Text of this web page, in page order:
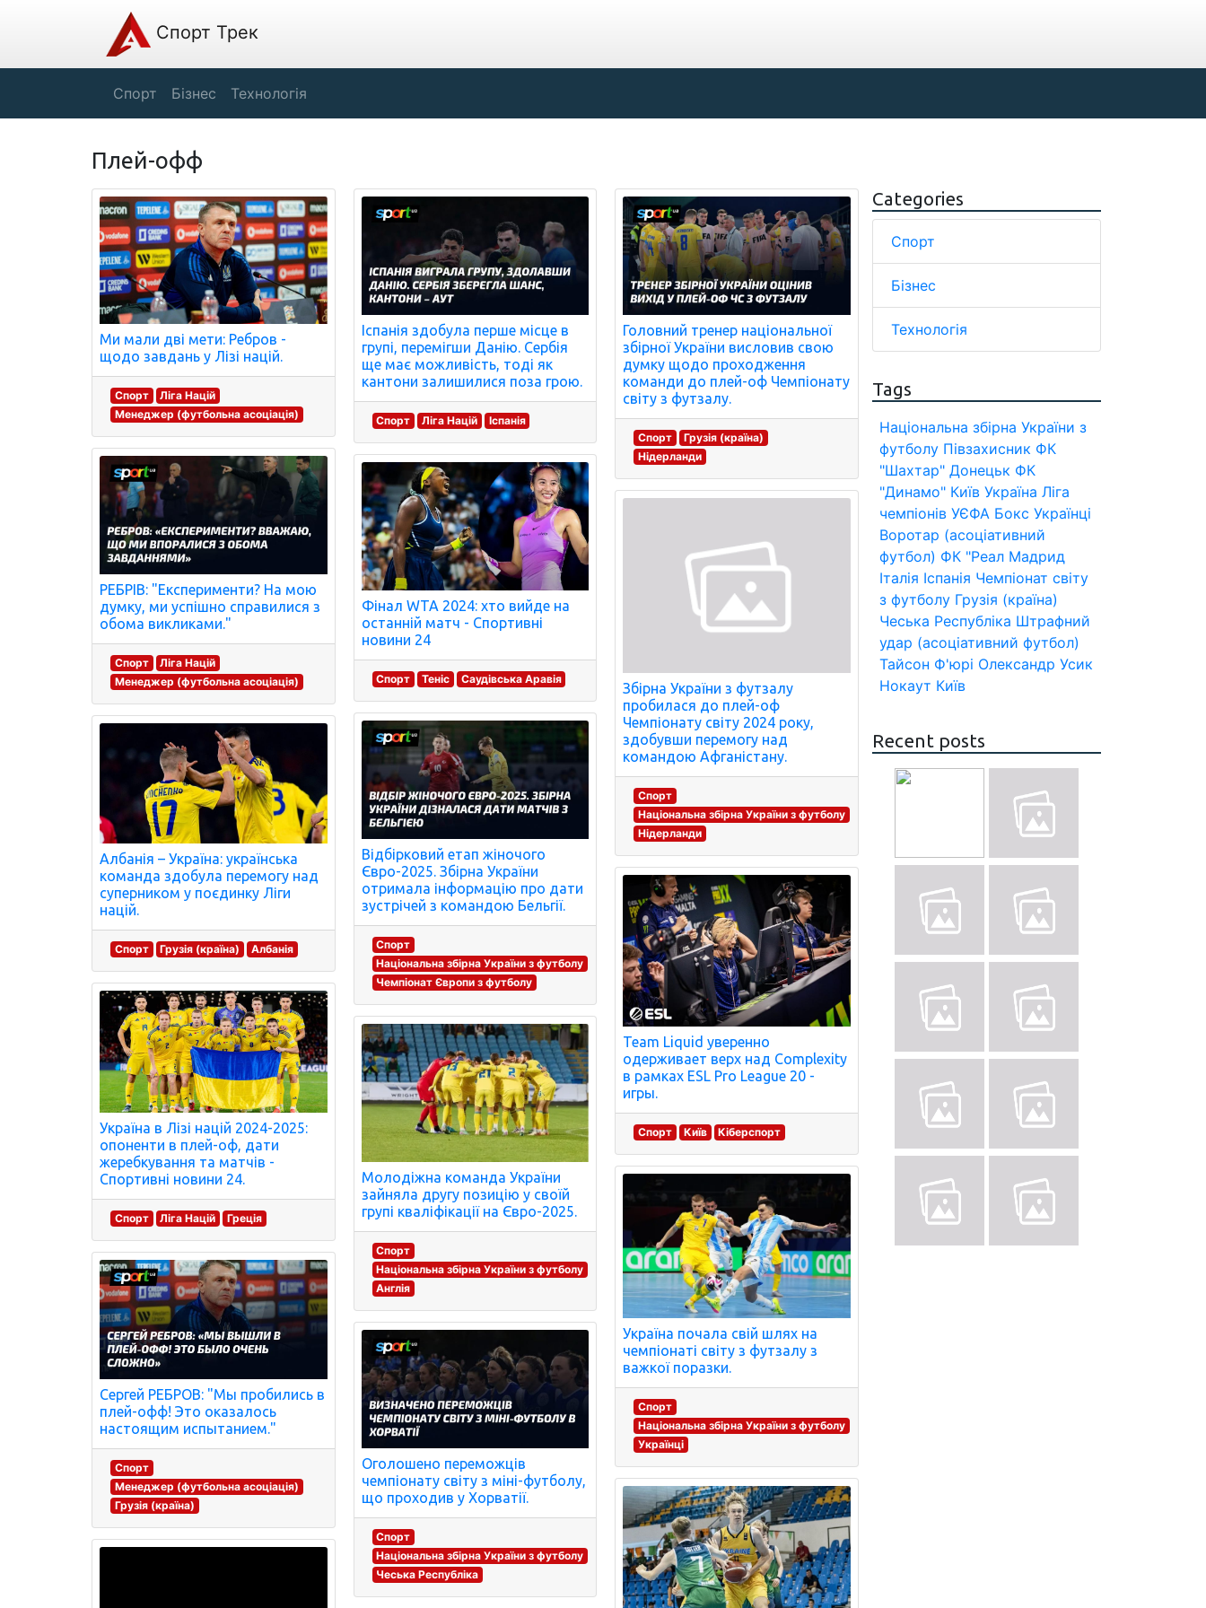
Спорт Трек
Спорт Бізнес Технологія
Плей-офф
Ми мали дві мети: Ребров -
щодо завдань у Лізі націй.
Спорт
Ліга Націй
Менеджер (футбольна асоціація)
РЕБРІВ: "Експерименти? На мою
думку, ми успішно справилися з
обома викликами."
Спорт
Ліга Націй
Менеджер (футбольна асоціація)
Албанія – Україна: українська
команда здобула перемогу над
суперником у поєдинку Ліги
націй.
Спорт Грузія (країна) Албанія
Україна в Лізі націй 2024-2025:
опоненти в плей-оф, дати
жеребкування та матчів -
Спортивні новини 24.
Спорт Ліга Націй Греція
Сергей РЕБРОВ: "Мы пробились в
плей-офф! Это оказалось
настоящим испытанием."
Спорт
Менеджер (футбольна асоціація)
Грузія (країна)
Іспанія здобула перше місце в
групі, перемігши Данію. Сербія
ще має можливість, тоді як
кантони залишилися поза грою.
Спорт Ліга Націй Іспанія
Фінал WTA 2024: хто вийде на
останній матч - Спортивні
новини 24
Спорт Теніс Саудівська Аравія
Відбірковий етап жіночого
Євро-2025. Збірна України
отримала інформацію про дати
зустрічей з командою Бельгії.
Спорт
Національна збірна України з футболу
Чемпіонат Європи з футболу
Молодіжна команда України
зайняла другу позицію у своїй
групі кваліфікації на Євро-2025.
Спорт
Національна збірна України з футболу
Англія
Оголошено переможців
чемпіонату світу з міні-футболу,
що проходив у Хорватії.
Спорт
Національна збірна України з футболу
Чеська Республіка
Головний тренер національної
збірної України висловив свою
думку щодо проходження
команди до плей-оф Чемпіонату
світу з футзалу.
Спорт
Грузія (країна)
Нідерланди
Збірна України з футзалу
пробилася до плей-оф
Чемпіонату світу 2024 року,
здобувши перемогу над
командою Афганістану.
Спорт
Національна збірна України з футболу
Нідерланди
Team Liquid уверенно
одерживает верх над Complexity
в рамках ESL Pro League 20 -
игры.
Спорт Київ Кіберспорт
Україна почала свій шлях на
чемпіонаті світу з футзалу з
важкої поразки.
Спорт
Національна збірна України з футболу
Українці
Categories
Спорт
Бізнес
Технологія
Tags
Національна збірна України з
футболу Півзахисник ФК
"Шахтар" Донецьк ФК
"Динамо" Київ Україна Ліга
чемпіонів УЄФА Бокс Українці
Воротар (асоціативний
футбол) ФК "Реал Мадрид
Італія Іспанія Чемпіонат світу
з футболу Грузія (країна)
Чеська Республіка Штрафний
удар (асоціативний футбол)
Тайсон Ф'юрі Олександр Усик
Нокаут Київ
Recent posts